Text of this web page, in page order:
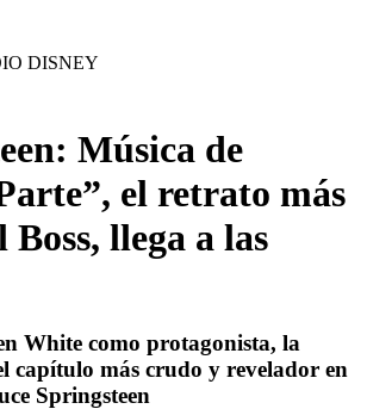
DISNEY
Música de
el retrato más
llega a las
White como protagonista, la
capítulo más crudo y revelador en
Springsteen